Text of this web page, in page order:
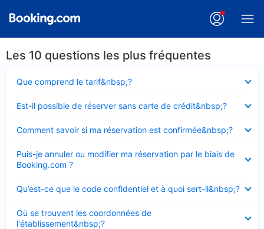
Les 10 questions les plus fréquentes
Que comprend le tarif&nbsp;?
fermé
Est-il possible de réserver sans carte de crédit&nbsp;?
fermé
Comment savoir si ma réservation est confirmée&nbsp;?
fermé
Puis-je annuler ou modifier ma réservation par le biais de
Booking.com ?
fermé
Qu’est-ce que le code confidentiel et à quoi sert-il&nbsp;?
fermé
Où se trouvent les coordonnées de
l'établissement&nbsp;?
fermé